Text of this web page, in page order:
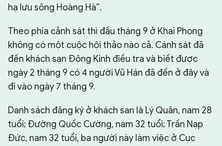
hạ lưu sông Hoàng Hà”.
Theo phía cảnh sát thì đầu tháng 9 ở Khai Phong
không có một cuộc hội thảo nào cả. Cánh sát đã
đến khách sạn Đông Kinh điều tra và biết được
ngày 2 tháng 9 có 4 người Vũ Hán đã đến ở đây và
đi vào ngày 7 tháng 9.
Danh sách đăng ký ở khách san là Lý Quân, nam 28
tuổi; Đường Quốc Cường, nam 32 tuổi; Trần Nạp
Đức, nam 32 tuổi, ba người này làm việc ở Cục